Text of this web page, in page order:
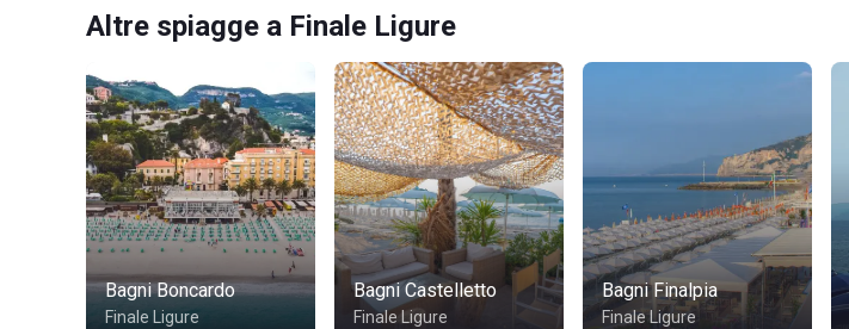
Altre spiagge a Finale Ligure
Bagni Boncardo
Finale Ligure
Bagni Castelletto
Finale Ligure
Bagni Finalpia
Finale Ligure